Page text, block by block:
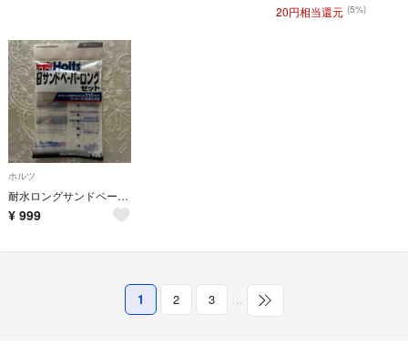
20円相当還元 (5%)
ホルツ
耐水ロングサンドペーパー MH-928
¥ 999
1 2 3 …